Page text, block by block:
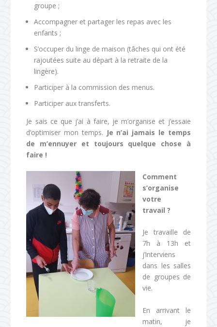
groupe ;
Accompagner et partager les repas avec les
enfants ;
S’occuper du linge de maison (tâches qui ont été
rajoutées suite au départ à la retraite de la
lingère).
Participer à la commission des menus.
Participer aux transferts.
Je sais ce que j’ai à faire, je m’organise et j’essaie
d’optimiser mon temps. Je n’ai jamais le temps
de m’ennuyer et toujours quelque chose à
faire !
Comment
s’organise
votre
travail ?
Je travaille de
7h à 13h et
j’interviens
dans les salles
de groupes de
vie.
En arrivant le
matin, je